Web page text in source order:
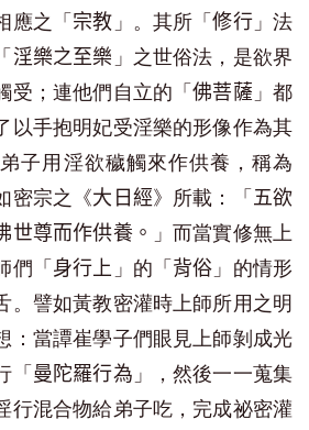
應之「 宗教 」。其所「修行」法
淫樂之至樂 」之世俗法，是欲界
受；連他們自立的「佛菩薩 」都
以手抱明妃受淫樂的形像作為其
子用淫欲穢觸來作供養，稱為
密宗之《大日經》所載：「 五欲
世尊而作供養。 」而當實修無上
們「 身行上 」的「 背俗 」的情形
。譬如黃教密灌時上師所用之明
：當譚崔學子們眼見上師剝成光
「 曼陀羅行為 」，然後一一蒐集
行混合物給弟子吃，完成祕密灌